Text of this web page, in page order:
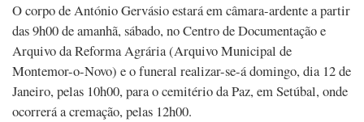
O corpo de António Gervásio estará em câmara-ardente a partir
das 9h00 de amanhã, sábado, no Centro de Documentação e
Arquivo da Reforma Agrária (Arquivo Municipal de
Montemor-o-Novo) e o funeral realizar-se-á domingo, dia 12 de
Janeiro, pelas 10h00, para o cemitério da Paz, em Setúbal, onde
ocorrerá a cremação, pelas 12h00.